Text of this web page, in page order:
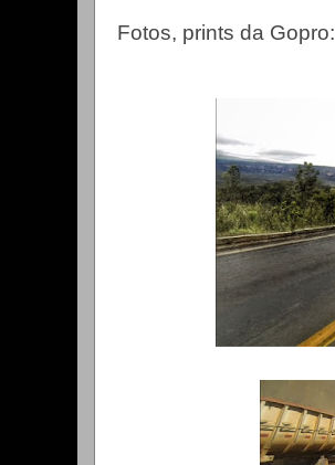
Fotos, prints da Gopro: